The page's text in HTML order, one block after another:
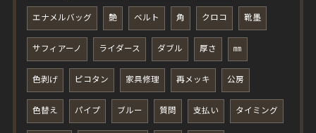
エナメルバッグ 艶 ベルト 角 クロコ 靴墨
サフィアーノ ライダース ダブル 厚さ ㎜
色剥げ ピコタン 家具修理 再メッキ 公房
色替え パイプ ブルー 質問 支払い タイミング